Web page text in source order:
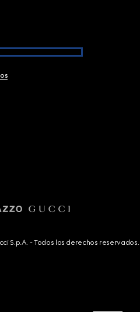
S.p.A. - Todos los derechos